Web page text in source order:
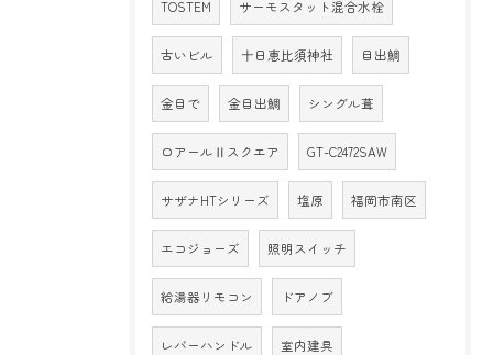
TOSTEM サーモスタット混合水栓
古いビル 十日恵比須神社 目出鯛
金目で 金目出鯛 シングル葺
ロアールⅡスクエア GT-C2472SAW
サザナHTシリーズ 塩原 福岡市南区
エコジョーズ 照明スイッチ
給湯器リモコン ドアノブ
レバーハンドル 室内建具